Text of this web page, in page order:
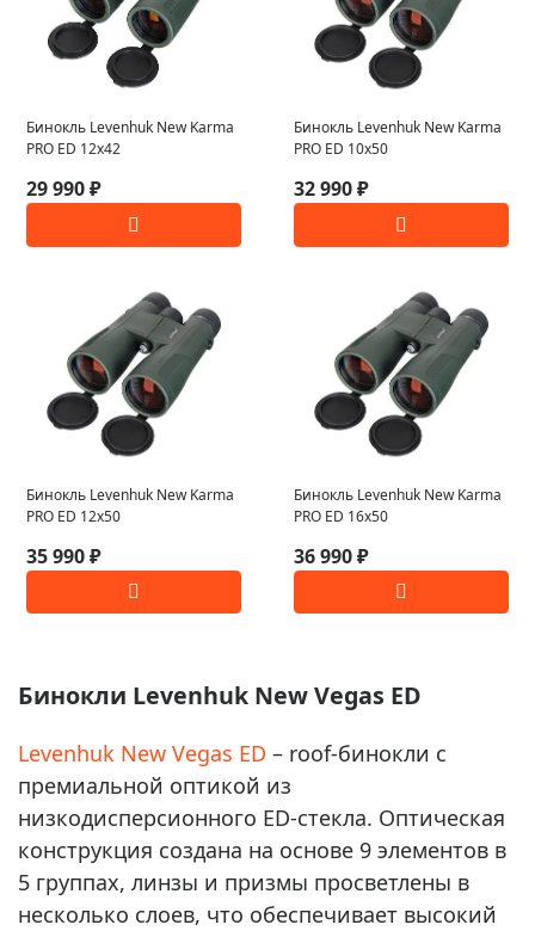
Бинокль Levenhuk New Karma
PRO ED 12x42
29 990 ₽
Бинокль Levenhuk New Karma
PRO ED 10x50
32 990 ₽
Бинокль Levenhuk New Karma
PRO ED 12x50
35 990 ₽
Бинокль Levenhuk New Karma
PRO ED 16x50
36 990 ₽
Бинокли Levenhuk New Vegas ED
Levenhuk New Vegas ED – roof-бинокли с
премиальной оптикой из
низкодисперсионного ED-стекла. Оптическая
конструкция создана на основе 9 элементов в
5 группах, линзы и призмы просветлены в
несколько слоев, что обеспечивает высокий